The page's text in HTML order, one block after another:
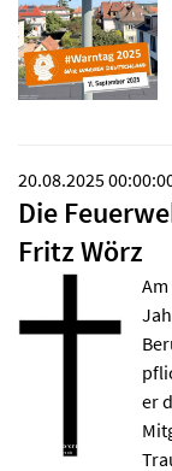
20.08.2025
Die
Fritz Wörz
er